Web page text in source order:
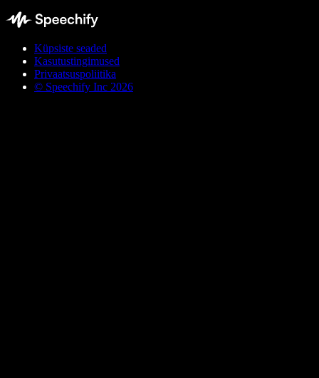
Küpsiste seaded
Kasutustingimused
Privaatsuspoliitika
© Speechify Inc 2026